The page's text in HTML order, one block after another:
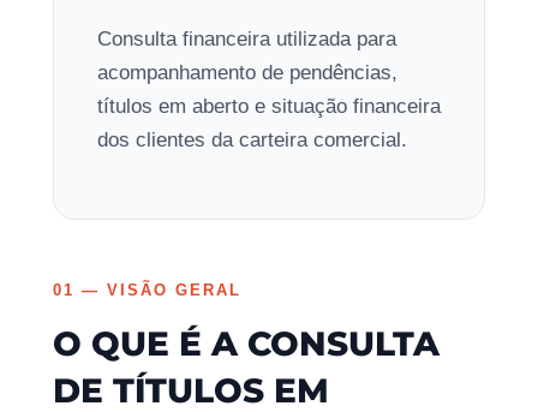
Consulta financeira utilizada para
acompanhamento de pendências,
títulos em aberto e situação financeira
dos clientes da carteira comercial.
01 — VISÃO GERAL
O QUE É A CONSULTA
DE TÍTULOS EM